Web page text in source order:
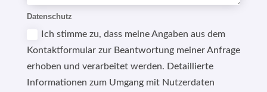
Datenschutz
Ich stimme zu, dass meine Angaben aus dem
Kontaktformular zur Beantwortung meiner Anfrage
erhoben und verarbeitet werden. Detaillierte
Informationen zum Umgang mit Nutzerdaten